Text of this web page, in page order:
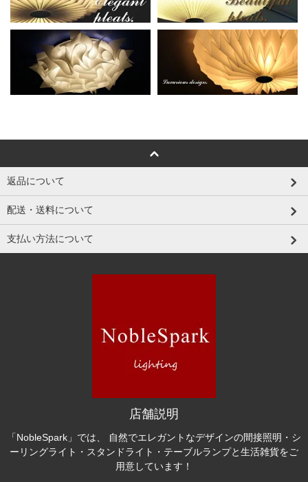
返品について
配送・送料について
支払い方法について
店舗説明
「NobleSpark」では、 自然でエレガントなデザインの間接照明・シ
ーリングライト・スタンドライト・テーブルランプと生活雑貨をご
用意しています！